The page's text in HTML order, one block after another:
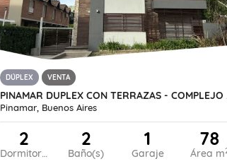
DÚPLEX VENTA
Pinamar, Buenos Aires
2
Dormitorios
2
Baño(s)
1
Garaje
78
Área m